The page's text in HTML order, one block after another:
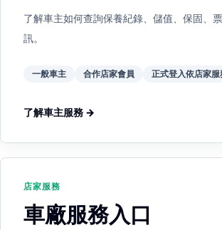
了解車主如何查詢保養紀錄、儲值、保固、
訊。
一般車主 合作店家會員 正式登入依店家服
了解車主服務 →
店家服務
車廠服務入口